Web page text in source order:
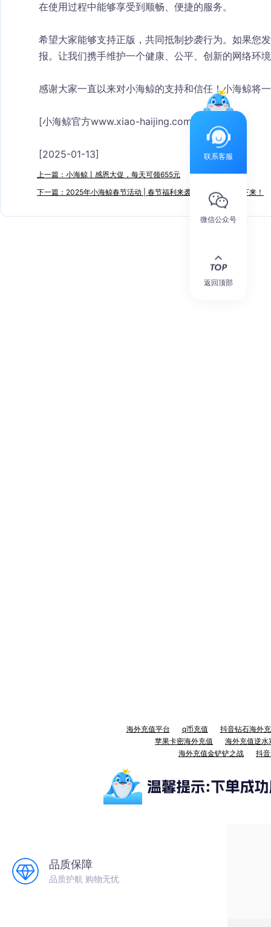
在使用过程中能够享受到顺畅、便捷的服务。
希望大家能够支持正版，共同抵制抄袭行为。如果您
报。让我们携手维护一个健康、公平、创新的网络环
感谢大家一直以来对小海鲸的支持和信任！小海鲸将
[小海鲸官方www.xiao-haijing.com]
[2025-01-13]
上一篇：小海鲸丨感恩大促，每天可领655元
下一篇：2025年小海鲸春节活动 | 春节福利来袭，优惠多到停不下来！
海外充值平台 q币充值
抖音钻石海外
苹果卡密海外充值
海外充值逆水
海外充值金铲铲之战
抖
品质保障
品质护航 购物无忧
联系客服
微信公众号
返回顶部